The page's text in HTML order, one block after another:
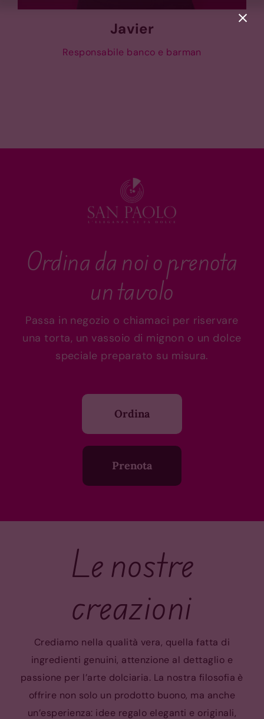
Javier
Responsabile banco e barman
Ordina da noi o prenota
un tavolo
Passa in negozio o chiamaci per riservare
una torta, un vassoio di mignon o un dolce
speciale preparato su misura.
Ordina
Prenota
Le nostre
creazioni
Crediamo nella qualità vera, quella fatta di
ingredienti genuini, attenzione al dettaglio e
passione per l’arte dolciaria. La nostra filosofia è
offrire non solo un prodotto buono, ma anche
un’esperienza: idee regalo eleganti e originali,